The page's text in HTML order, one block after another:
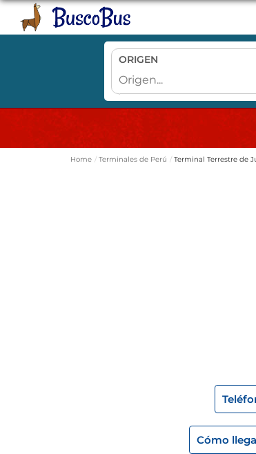
ORIGEN
Home Terminales de Perú Terminal Terrestre de
Cómo